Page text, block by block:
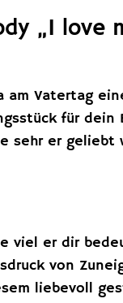
„I love
Vatertag
für dein
sehr er
viel er dir
von
liebevoll